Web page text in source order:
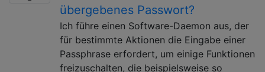
übergebenes Passwort?
Ich führe einen Software-Daemon aus, der
für bestimmte Aktionen die Eingabe einer
Passphrase erfordert, um einige Funktionen
freizuschalten, die beispielsweise so